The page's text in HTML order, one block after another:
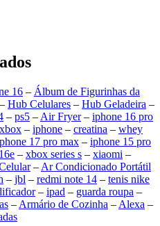
16 – Álbum de Figurinhas da
– Hub Celulares – Hub Geladeira –
– ps5 – Air Fryer– iphone 16 pro
xbox – iphone – creatina – whey
17 pro max – iphone 15 pro
– xbox series s – xiaomi –
– Ar Condicionado Portátil
– jbl – redmi note 14 – tenis nike
– ipad – guarda roupa –
– Armário de Cozinha – Alexa –